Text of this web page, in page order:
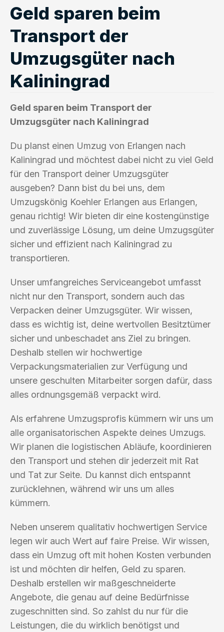
Geld sparen beim
Transport der
Umzugsgüter nach
Kaliningrad
Geld sparen beim Transport der
Umzugsgüter nach Kaliningrad
Du planst einen Umzug von Erlangen nach
Kaliningrad und möchtest dabei nicht zu viel Geld
für den Transport deiner Umzugsgüter
ausgeben? Dann bist du bei uns, dem
Umzugskönig Koehler Erlangen aus Erlangen,
genau richtig! Wir bieten dir eine kostengünstige
und zuverlässige Lösung, um deine Umzugsgüter
sicher und effizient nach Kaliningrad zu
transportieren.
Unser umfangreiches Serviceangebot umfasst
nicht nur den Transport, sondern auch das
Verpacken deiner Umzugsgüter. Wir wissen,
dass es wichtig ist, deine wertvollen Besitztümer
sicher und unbeschadet ans Ziel zu bringen.
Deshalb stellen wir hochwertige
Verpackungsmaterialien zur Verfügung und
unsere geschulten Mitarbeiter sorgen dafür, dass
alles ordnungsgemäß verpackt wird.
Als erfahrene Umzugsprofis kümmern wir uns um
alle organisatorischen Aspekte deines Umzugs.
Wir planen die logistischen Abläufe, koordinieren
den Transport und stehen dir jederzeit mit Rat
und Tat zur Seite. Du kannst dich entspannt
zurücklehnen, während wir uns um alles
kümmern.
Neben unserem qualitativ hochwertigen Service
legen wir auch Wert auf faire Preise. Wir wissen,
dass ein Umzug oft mit hohen Kosten verbunden
ist und möchten dir helfen, Geld zu sparen.
Deshalb erstellen wir maßgeschneiderte
Angebote, die genau auf deine Bedürfnisse
zugeschnitten sind. So zahlst du nur für die
Leistungen, die du wirklich benötigst und